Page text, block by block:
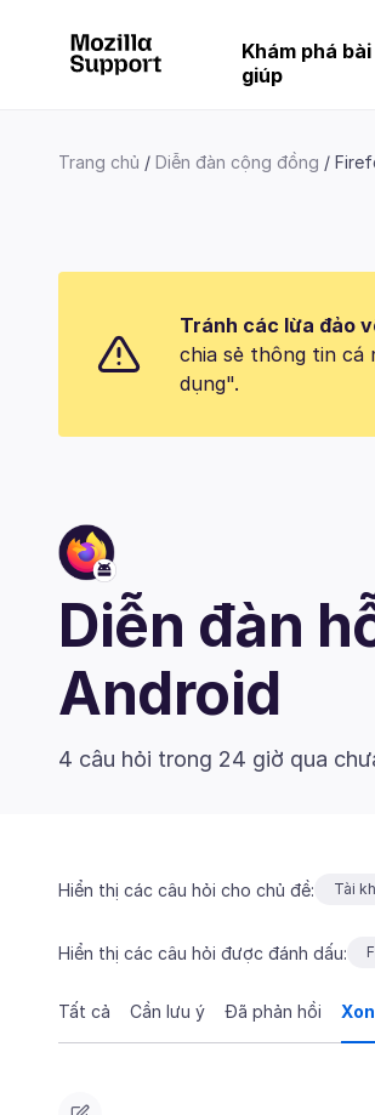
Khám phá
giúp
Trang chủ Diễn đàn cộng đồng
Tránh các lừa đảo
chia sẻ thông tin cá
dụng".
Diễn đàn
Android
4 câu hỏi trong 24 giờ qua
Hiển thị các câu hỏi cho chủ đề: Tài
Hiển thị các câu hỏi được đánh dấu:
Tất cả Cần lưu ý Đã phản hồi